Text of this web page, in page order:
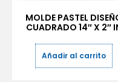
MOLDE PASTEL
CUADRADO 14″ X 2″
Añadir al carrito